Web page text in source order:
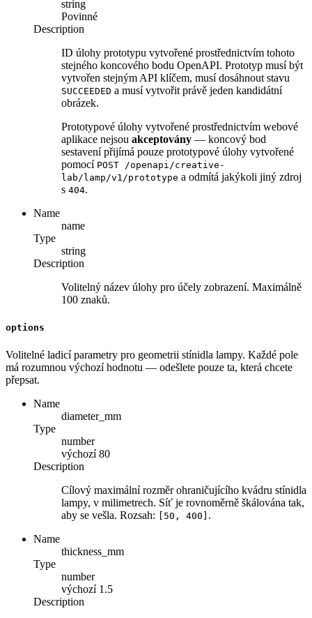
string
Povinné
Description
ID úlohy prototypu vytvořené prostřednictvím tohoto
stejného koncového bodu OpenAPI. Prototyp musí být
vytvořen stejným API klíčem, musí dosáhnout stavu
SUCCEEDED a musí vytvořit právě jeden kandidátní
obrázek.
Prototypové úlohy vytvořené prostřednictvím webové
aplikace nejsou akceptovány — koncový bod
sestavení přijímá pouze prototypové úlohy vytvořené
pomocí POST /openapi/creative-
lab/lamp/v1/prototype a odmítá jakýkoli jiný zdroj
s 404.
Name
name
Type
string
Description
Volitelný název úlohy pro účely zobrazení. Maximálně
100 znaků.
options
Volitelné ladicí parametry pro geometrii stínidla lampy. Každé pole
má rozumnou výchozí hodnotu — odešlete pouze ta, která chcete
přepsat.
Name
diameter_mm
Type
number
výchozí 80
Description
Cílový maximální rozměr ohraničujícího kvádru stínidla
lampy, v milimetrech. Síť je rovnoměrně škálována tak,
aby se vešla. Rozsah: [50, 400] .
Name
thickness_mm
Type
number
výchozí 1.5
Description